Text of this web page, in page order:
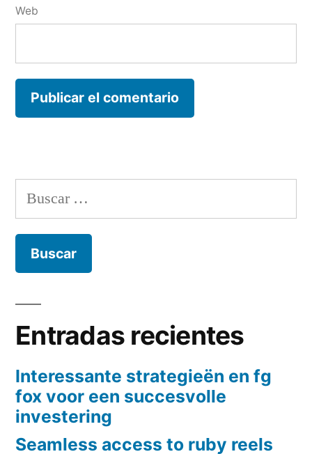
Web
Buscar:
Entradas recientes
Interessante strategieën en fg
fox voor een succesvolle
investering
Seamless access to ruby reels